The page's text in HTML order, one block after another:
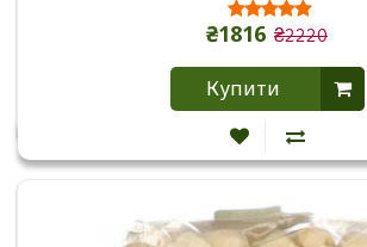
₴1816 ₴2220
Купити